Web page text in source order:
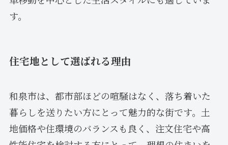
す。
住宅地として選ばれる理由
和泉市は、都市部ほどの喧騒はなく、落ち着いた
暮らしを送りたい方にとって魅力的な街です。土
地価格や住環境のバランスも良く、注文住宅や高